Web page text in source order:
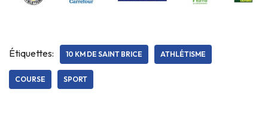
Étiquettes: 10 KM DE SAINT BRICE ATHLÉTISME
COURSE SPORT